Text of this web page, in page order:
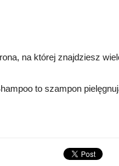
na której znajdziesz
to szampon